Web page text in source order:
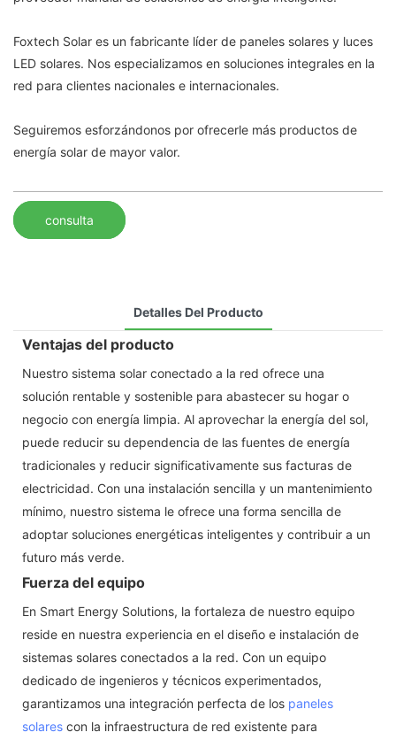
Foxtech Solar es un fabricante líder de paneles solares y luces
LED solares. Nos especializamos en soluciones integrales en la
red para clientes nacionales e internacionales.
Seguiremos esforzándonos por ofrecerle más productos de
energía solar de mayor valor.
consulta
Detalles Del Producto
Ventajas del producto
Nuestro sistema solar conectado a la red ofrece una
solución rentable y sostenible para abastecer su hogar o
negocio con energía limpia. Al aprovechar la energía del sol,
puede reducir su dependencia de las fuentes de energía
tradicionales y reducir significativamente sus facturas de
electricidad. Con una instalación sencilla y un mantenimiento
mínimo, nuestro sistema le ofrece una forma sencilla de
adoptar soluciones energéticas inteligentes y contribuir a un
futuro más verde.
Fuerza del equipo
En Smart Energy Solutions, la fortaleza de nuestro equipo
reside en nuestra experiencia en el diseño e instalación de
sistemas solares conectados a la red. Con un equipo
dedicado de ingenieros y técnicos experimentados,
garantizamos una integración perfecta de los paneles
solares con la infraestructura de red existente para